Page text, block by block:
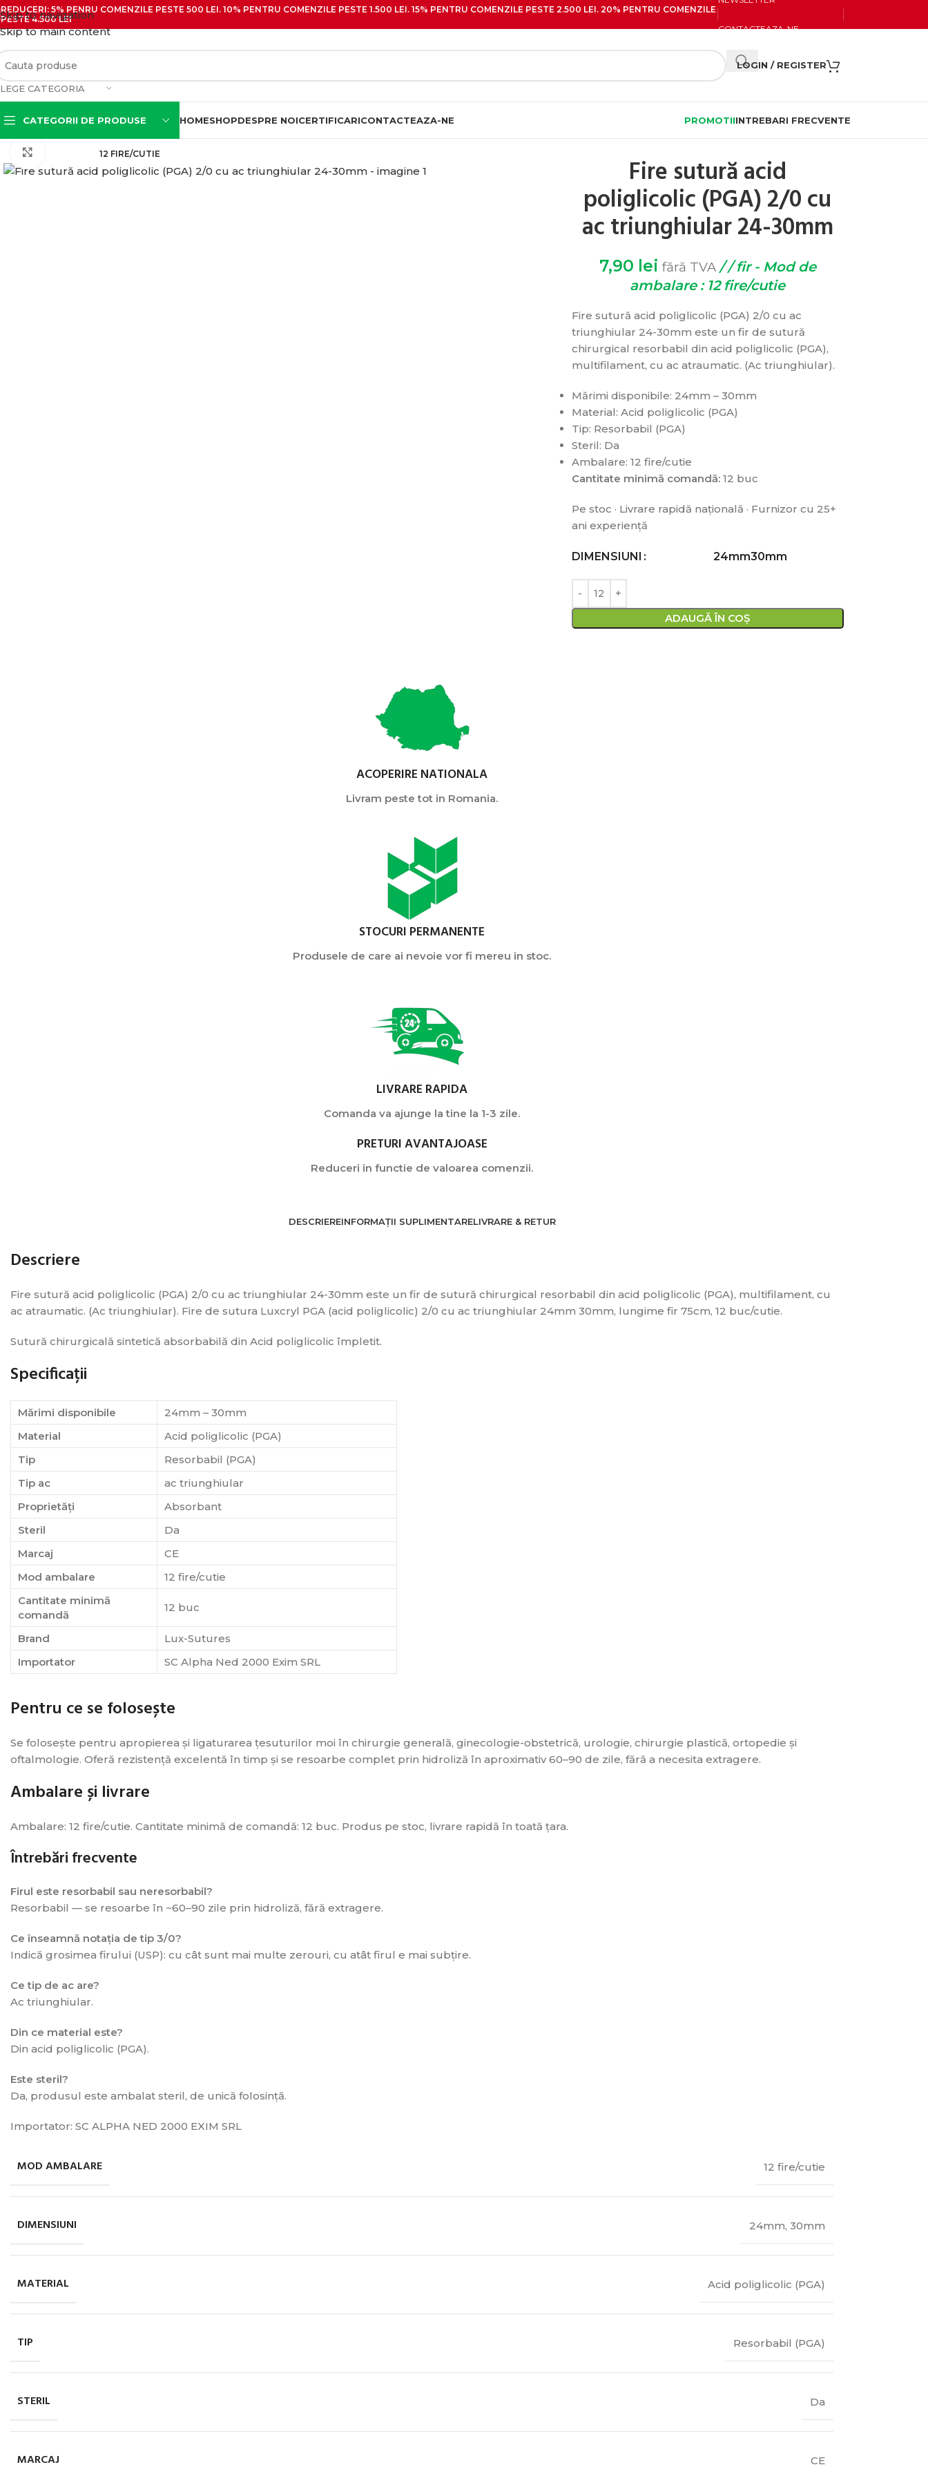
Skip to navigation
Skip to main content
REDUCERI: 5% PENRU COMENZILE PESTE 500 LEI. 10% PENTRU COMENZILE PESTE 1.500 LEI. 15% PENTRU COMENZILE PESTE 2.500 LEI. 20% PENTRU COMENZILE
PESTE 4.500 LEI
CONTACTEAZA-NE
CATEGORIA
LOGIN / REGISTER
CATEGORII DE PRODUSE
Seringi cu ac
HOMESHOPDESPRE NOICERTIFICARICONTACTEAZA-NE PROMOTIIINTREBARI FRECVENTE
12 FIRE/CUTIE
Click pentru zoom
Fire sutură acid
poliglicolic (PGA) 2/0 cu
ac triunghiular 24-30mm
7,90 lei fără TVA/ / fir - Mod de
ambalare : 12 fire/cutie
Fire sutură acid poliglicolic (PGA) 2/0 cu ac
triunghiular 24-30mm este un fir de sutură
chirurgical resorbabil din acid poliglicolic (PGA),
multifilament, cu ac atraumatic. (Ac triunghiular).
Mărimi disponibile: 24mm – 30mm
Material: Acid poliglicolic (PGA)
Tip: Resorbabil (PGA)
Steril: Da
Ambalare: 12 fire/cutie
Cantitate minimă comandă:12 buc
Pe stoc · Livrare rapidă națională · Furnizor cu 25+
ani experiență
DIMENSIUNI 24mm30mm
ADAUGĂ ÎN COȘ
ACOPERIRE NATIONALA
Livram peste tot in Romania.
STOCURI PERMANENTE
Produsele de care ai nevoie vor fi mereu in stoc.
LIVRARE RAPIDA
Comanda va ajunge la tine la 1-3 zile.
PRETURI AVANTAJOASE
Reduceri in functie de valoarea comenzii.
DESCRIEREINFORMAȚII SUPLIMENTARELIVRARE & RETUR
Descriere
Fire sutură acid poliglicolic (PGA) 2/0 cu ac triunghiular 24-30mm este un fir de sutură chirurgical resorbabil din acid poliglicolic (PGA), multifilament, cu
ac atraumatic. (Ac triunghiular). Fire de sutura Luxcryl PGA (acid poliglicolic) 2/0 cu ac triunghiular 24mm 30mm, lungime fir 75cm, 12 buc/cutie.
Sutură chirurgicală sintetică absorbabilă din Acid poliglicolic împletit.
Specificații
Mărimi disponibile
24mm – 30mm
Material
Acid poliglicolic (PGA)
Tip
Resorbabil (PGA)
Tip ac
ac triunghiular
Proprietăți
Absorbant
Steril
Da
Marcaj
CE
Mod ambalare
12 fire/cutie
Cantitate minimă
comandă
12 buc
Brand
Lux-Sutures
Importator
SC Alpha Ned 2000 Exim SRL
Pentru ce se folosește
Se folosește pentru apropierea și ligaturarea țesuturilor moi în chirurgie generală, ginecologie-obstetrică, urologie, chirurgie plastică, ortopedie și
oftalmologie. Oferă rezistență excelentă în timp și se resoarbe complet prin hidroliză în aproximativ 60–90 de zile, fără a necesita extragere.
Ambalare și livrare
Ambalare: 12 fire/cutie. Cantitate minimă de comandă: 12 buc. Produs pe stoc, livrare rapidă în toată țara.
Întrebări frecvente
Firul este resorbabil sau neresorbabil?
Resorbabil — se resoarbe în ~60–90 zile prin hidroliză, fără extragere.
Ce înseamnă notația de tip 3/0?
Indică grosimea firului (USP): cu cât sunt mai multe zerouri, cu atât firul e mai subțire.
Ce tip de ac are?
Ac triunghiular.
Din ce material este?
Din acid poliglicolic (PGA).
Este steril?
Da, produsul este ambalat steril, de unică folosință.
Importator: SC ALPHA NED 2000 EXIM SRL
MOD AMBALARE 12 fire/cutie
DIMENSIUNI 24mm, 30mm
MATERIAL Acid poliglicolic (PGA)
TIP Resorbabil (PGA)
STERIL Da
MARCAJ CE